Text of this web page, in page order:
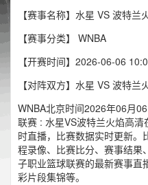
【赛事名称】水星 VS 波特兰
【赛事分类】 WNBA
【开赛时间】2026-06-06
【对阵双方】水星 VS 波特兰
WNBA北京时间2026年06月
联赛 : 水星VS波特兰火焰高
时直播，比赛数据实时更新
程录像、比赛比分、赛事结果
子职业篮球联赛的最新赛事直
彩片段集锦等。